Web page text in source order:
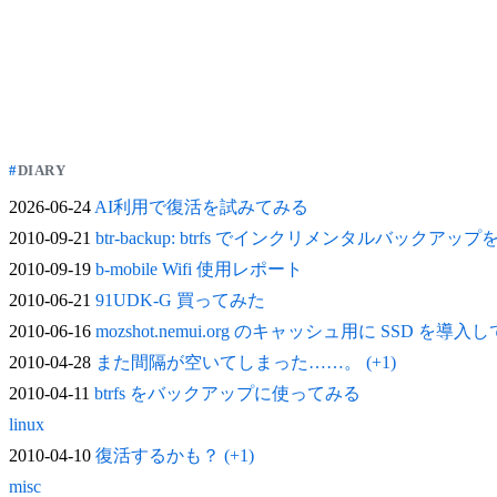
DIARY
2026-06-24AI利用で復活を試みてみる
2010-09-21 btr-backup: btrfs でインクリメンタルバックアップ
2010-09-19 b-mobile Wifi 使用レポート
2010-06-21 91UDK-G 買ってみた
2010-06-16 mozshot.nemui.org のキャッシュ用に SSD を導入し
2010-04-28 また間隔が空いてしまった……。 (+1)
2010-04-11 btrfs をバックアップに使ってみる
linux
2010-04-10 復活するかも？ (+1)
misc